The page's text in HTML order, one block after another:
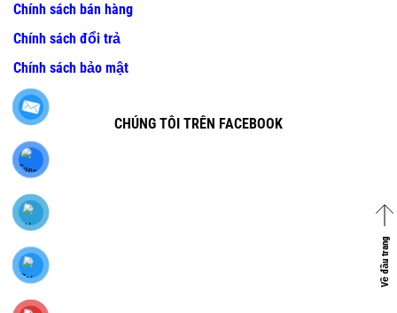
Chính sách bán hàng
Chính sách đổi trả
Chính sách bảo mật
CHÚNG TÔI TRÊN FACEBOOK
Về đầu trang